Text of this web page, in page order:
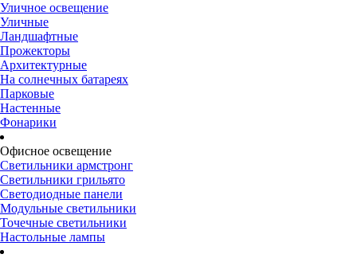
Уличное освещение
Уличные
Ландшафтные
Прожекторы
Архитектурные
На солнечных батареях
Парковые
Настенные
Фонарики
Офисное освещение
Светильники армстронг
Светильники грильято
Светодиодные панели
Модульные светильники
Точечные светильники
Настольные лампы